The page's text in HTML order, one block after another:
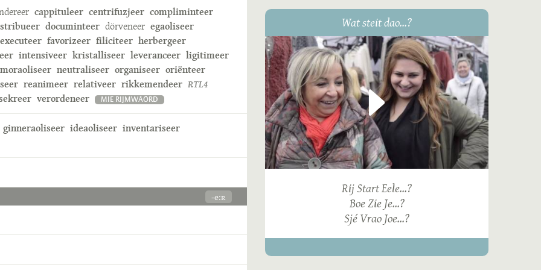
cappituleer centrifuzjeer compliminteer
documinteer dörveneer egaoliseer
executeer favorizeer filiciteer herbergeer
intensiveer kristalliseer leveranceer ligitimeer
moraoliseer neutraliseer organiseer oriënteer
reanimeer relativeer rikkemendeer RTL4
verordeneer MIE RIJMWÄÖRD
ginneraoliseer ideaoliseer inventariseer
-eːʀ
Wat steit dao...?
Rij Start Eele...?
Boe Zie Je...?
Sjé Vrao Joe...?